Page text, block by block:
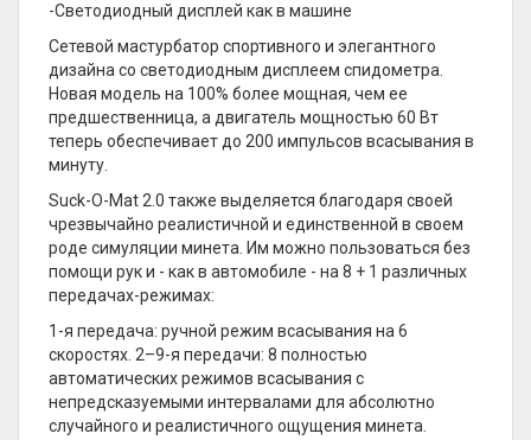
-Светодиодный дисплей как в машине
Сетевой мастурбатор спортивного и элегантного
дизайна со светодиодным дисплеем спидометра.
Новая модель на 100% более мощная, чем ее
предшественница, а двигатель мощностью 60 Вт
теперь обеспечивает до 200 импульсов всасывания в
минуту.
Suck-O-Mat 2.0 также выделяется благодаря своей
чрезвычайно реалистичной и единственной в своем
роде симуляции минета. Им можно пользоваться без
помощи рук и - как в автомобиле - на 8 + 1 различных
передачах-режимах:
1-я передача: ручной режим всасывания на 6
скоростях. 2–9-я передачи: 8 полностью
автоматических режимов всасывания с
непредсказуемыми интервалами для абсолютно
случайного и реалистичного ощущения минета.